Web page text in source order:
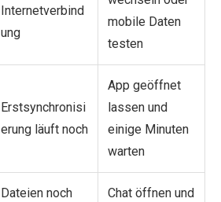
Internetverbind
ung
mobile Daten
testen
Erstsynchronisi
erung läuft noch
App geöffnet
lassen und
einige Minuten
warten
Dateien noch
Chat öffnen und